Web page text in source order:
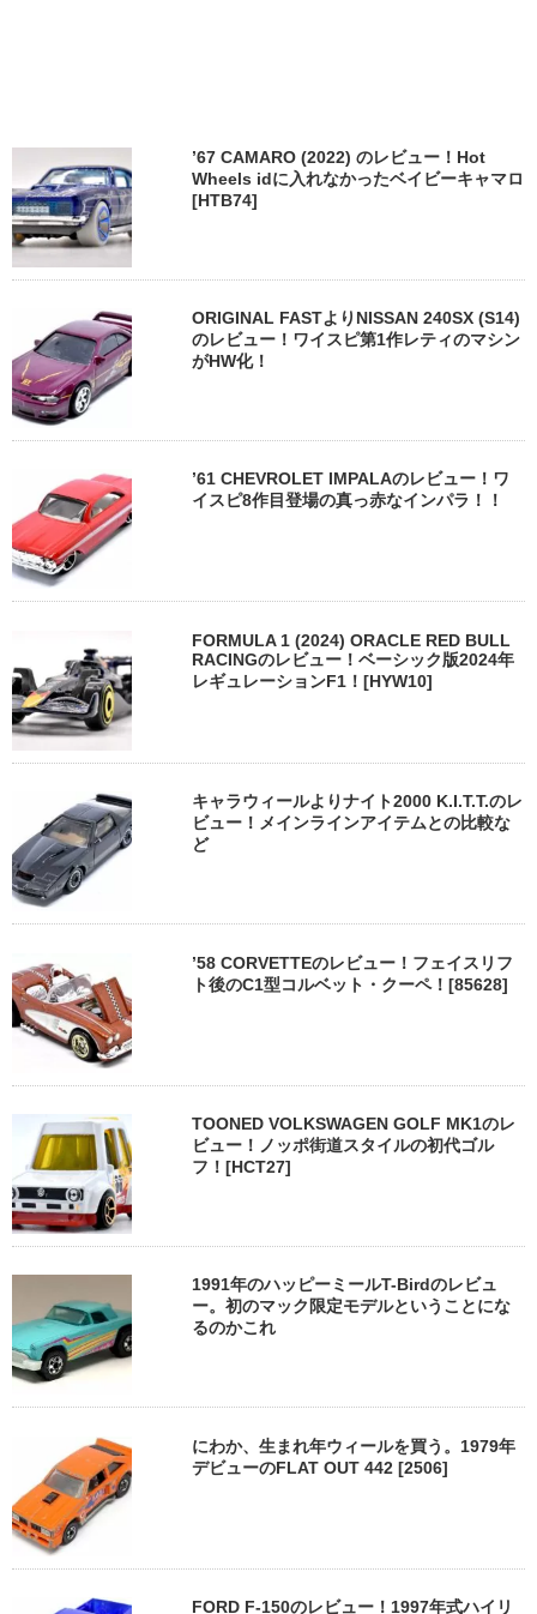
’67 CAMARO (2022) のレビュー！Hot
Wheels idに入れなかったベイビーキャマロ
[HTB74]
ORIGINAL FASTよりNISSAN 240SX (S14)
のレビュー！ワイスピ第1作レティのマシン
がHW化！
’61 CHEVROLET IMPALAのレビュー！ワ
イスピ8作目登場の真っ赤なインパラ！！
FORMULA 1 (2024) ORACLE RED BULL
RACINGのレビュー！ベーシック版2024年
レギュレーションF1！[HYW10]
キャラウィールよりナイト2000 K.I.T.T.のレ
ビュー！メインラインアイテムとの比較な
ど
’58 CORVETTEのレビュー！フェイスリフ
ト後のC1型コルベット・クーペ！[85628]
TOONED VOLKSWAGEN GOLF MK1のレ
ビュー！ノッポ街道スタイルの初代ゴル
フ！[HCT27]
1991年のハッピーミールT-Birdのレビュ
ー。初のマック限定モデルということにな
るのかこれ
にわか、生まれ年ウィールを買う。1979年
デビューのFLAT OUT 442 [2506]
FORD F-150のレビュー！1997年式ハイリ